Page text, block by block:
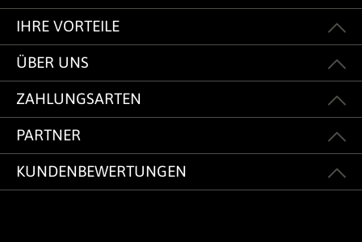
IHRE VORTEILE
ÜBER UNS
ZAHLUNGSARTEN
PARTNER
KUNDENBEWERTUNGEN